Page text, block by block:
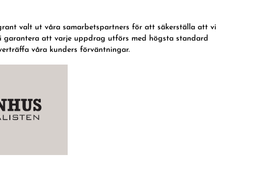
valt ut våra samarbetspartners för att säkerställa att vi
garantera att varje uppdrag utförs med högsta standard
våra kunders förväntningar.